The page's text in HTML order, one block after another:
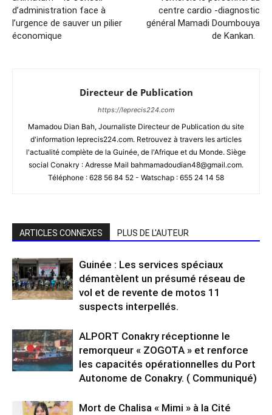
d’administration face à
l’urgence de sauver un pilier
économique
centre cardio -diagnostic
général Mamadi Doumbouya
de Kankan.
Directeur de Publication
https://leprecis224.com
Mamadou Dian Bah, Journaliste Directeur de Publication du site
d'information leprecis224.com. Retrouvez à travers les articles
l'actualité complète de la Guinée, de l'Afrique et du Monde. Siège
social Conakry : Adresse Mail bahmamadoudian48@gmail.com.
Téléphone : 628 56 84 52 - Watschap : 655 24 14 58
ARTICLES CONNEXES PLUS DE L'AUTEUR
Guinée : Les services spéciaux
démantèlent un présumé réseau de
vol et de revente de motos 11
suspects interpellés.
ALPORT Conakry réceptionne le
remorqueur « ZOGOTA » et renforce
les capacités opérationnelles du Port
Autonome de Conakry. ( Communiqué)
Mort de Chalisa « Mimi » à la Cité